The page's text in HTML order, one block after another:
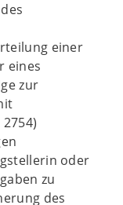
einer
eines
zur
oder
zu
des